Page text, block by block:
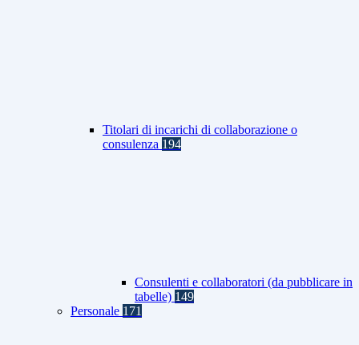
Titolari di incarichi di collaborazione o
consulenza 194
Consulenti e collaboratori (da pubblicare in
tabelle) 149
Personale 171